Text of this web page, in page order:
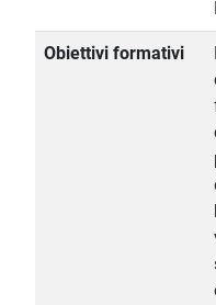
Obiettivi formativi